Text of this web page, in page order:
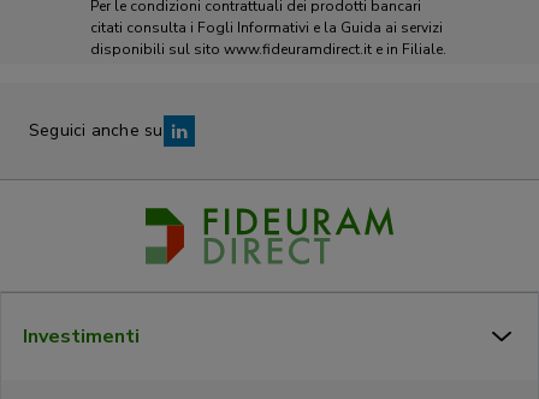
​Per le condizioni contrattuali dei prodotti bancari
citati consulta i Fogli Informativi e la Guida ai servizi
disponibili sul sito www.fideuramdirect.it e in Filiale.
Seguici anche su
Investimenti